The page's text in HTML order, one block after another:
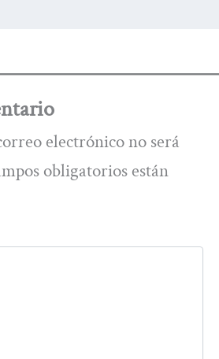
electrónico no será
obligatorios están